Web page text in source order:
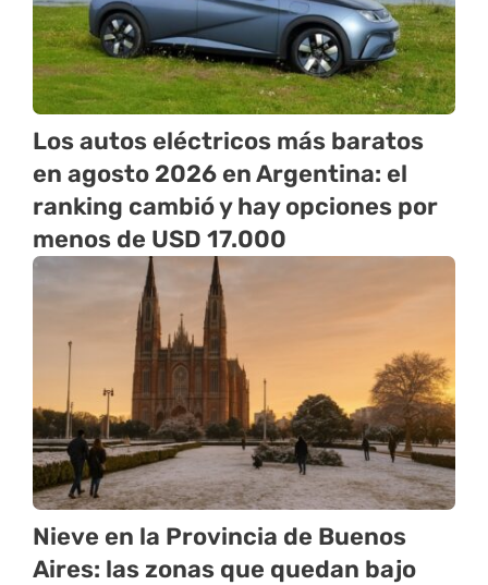
Los autos eléctricos más baratos
en agosto 2026 en Argentina: el
ranking cambió y hay opciones por
menos de USD 17.000
Nieve en la Provincia de Buenos
Aires: las zonas que quedan bajo